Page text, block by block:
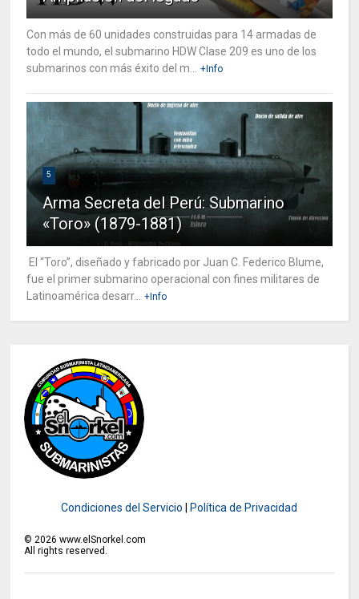
Con más de 60 unidades construidas para 14 armadas de
todo el mundo, el submarino HDW Clase 209 es uno de los
submarinos con más éxito del m...
+Info
5
Arma Secreta del Perú: Submarino
«Toro» (1879-1881)
El “Toro”, diseñado y fabricado por Juan C. Federico Blume,
fue el primer submarino operacional con fines militares de
Latinoamérica desarr...
+Info
Condiciones del Servicio Política de Privacidad
© 2026 www.elSnorkel.com
All rights reserved.